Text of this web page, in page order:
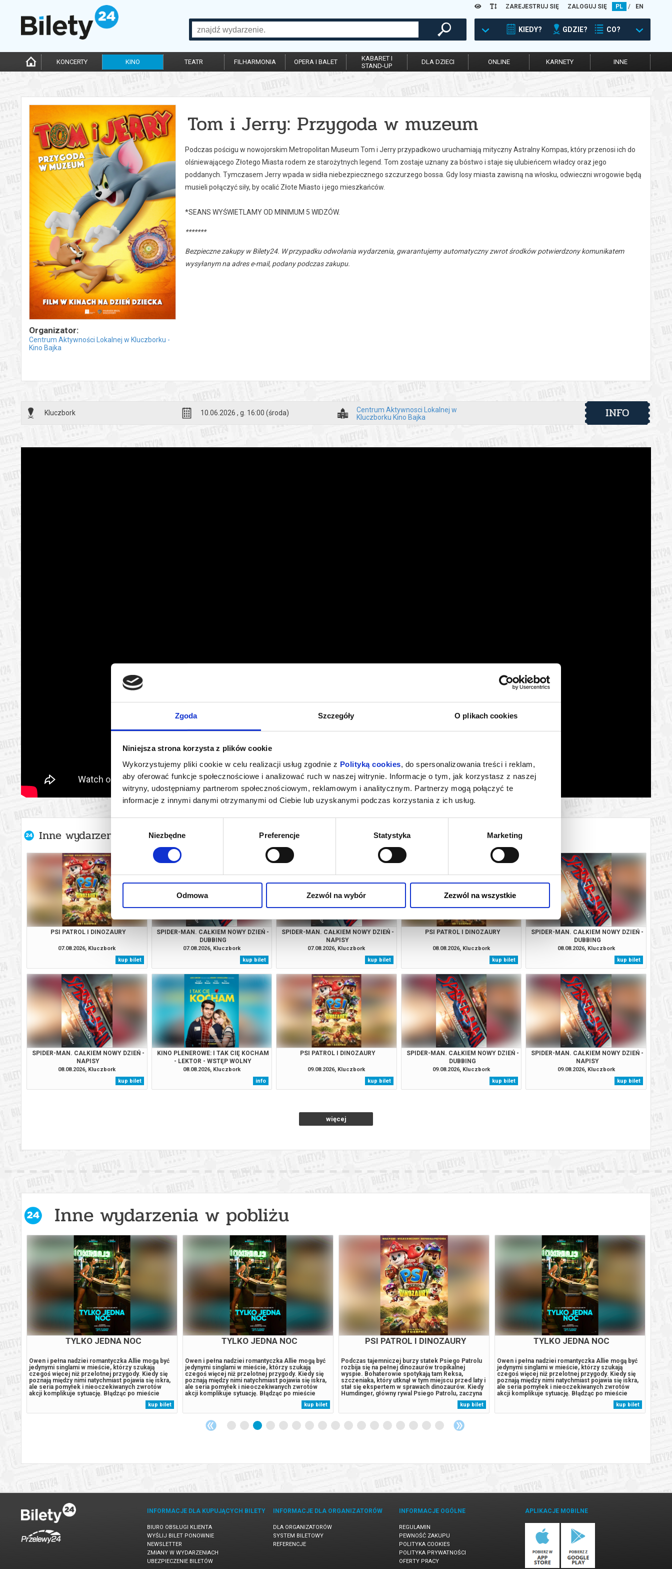
Zgoda Szczegóły O plikach cookies
Niniejsza strona korzysta z plików cookie
Wykorzystujemy pliki cookie w celu realizacji usług zgodnie z Polityką cookies, do spersonalizowania treści i reklam,
aby oferować funkcje społecznościowe i analizować ruch w naszej witrynie. Informacje o tym, jak korzystasz z naszej
witryny, udostępniamy partnerom społecznościowym, reklamowym i analitycznym. Partnerzy mogą połączyć te
informacje z innymi danymi otrzymanymi od Ciebie lub uzyskanymi podczas korzystania z ich usług.
zgody
Niezbędne Preferencje Statystyka Marketing
Odmowa Zezwól na wybór Zezwól na wszystkie
ZAREJESTRUJ SIĘ ZALOGUJ SIĘ PL / EN
KIEDY? GDZIE? CO?
KONCERTY KINO TEATR FILHARMONIA OPERA I BALET
KABARET I
STAND-UP
DLA DZIECI ONLINE KARNETY INNE
Organizator:
Centrum Aktywności Lokalnej w Kluczborku -
Kino Bajka
Tom i Jerry: Przygoda w muzeum
Podczas pościgu w nowojorskim Metropolitan Museum Tom i Jerry przypadkowo uruchamiają mityczny Astralny Kompas, który przenosi ich do
olśniewającego Złotego Miasta rodem ze starożytnych legend. Tom zostaje uznany za bóstwo i staje się ulubieńcem władcy oraz jego
poddanych. Tymczasem Jerry wpada w sidła niebezpiecznego szczurzego bossa. Gdy losy miasta zawisną na włosku, odwieczni wrogowie będą
musieli połączyć siły, by ocalić Złote Miasto i jego mieszkańców.
*SEANS WYŚWIETLAMY OD MINIMUM 5 WIDZÓW.
*******
Bezpieczne zakupy w Bilety24. W przypadku odwołania wydarzenia, gwarantujemy automatyczny zwrot środków potwierdzony komunikatem
wysyłanym na adres e-mail, podany podczas zakupu.
Kluczbork 10.06.2026 , g. 16:00 (środa)
Centrum Aktywnosci Lokalnej w
Kluczborku Kino Bajka
INFO
Inne wydarzenia organizatora
PSI PATROL I DINOZAURY
07.08.2026, Kluczbork
kup bilet
SPIDER-MAN. CAŁKIEM NOWY DZIEŃ -
DUBBING
07.08.2026, Kluczbork
kup bilet
SPIDER-MAN. CAŁKIEM NOWY DZIEŃ -
NAPISY
07.08.2026, Kluczbork
kup bilet
PSI PATROL I DINOZAURY
08.08.2026, Kluczbork
kup bilet
SPIDER-MAN. CAŁKIEM NOWY DZIEŃ -
DUBBING
08.08.2026, Kluczbork
kup bilet
SPIDER-MAN. CAŁKIEM NOWY DZIEŃ -
NAPISY
08.08.2026, Kluczbork
kup bilet
KINO PLENEROWE: I TAK CIĘ KOCHAM
- LEKTOR - WSTĘP WOLNY
08.08.2026, Kluczbork
info
PSI PATROL I DINOZAURY
09.08.2026, Kluczbork
kup bilet
SPIDER-MAN. CAŁKIEM NOWY DZIEŃ -
DUBBING
09.08.2026, Kluczbork
kup bilet
SPIDER-MAN. CAŁKIEM NOWY DZIEŃ -
NAPISY
09.08.2026, Kluczbork
kup bilet
więcej
Inne wydarzenia w pobliżu
TYLKO JEDNA NOC
Owen i pełna nadziei romantyczka Allie mogą być
jedynymi singlami w mieście, którzy szukają
czegoś więcej niż przelotnej przygody. Kiedy się
poznają między nimi natychmiast pojawia się iskra,
ale seria pomyłek i nieoczekiwanych zwrotów
akcji komplikuje sytuację. Błądząc po mieście
odkrywają, że to, czego pragną najbardziej, jest
bliżej, niż im się wydaje. *SEANSE WYŚWIETLAMY
OD 5 WIDZÓW******* Bezpieczne...
kup bilet
TYLKO JEDNA NOC
Owen i pełna nadziei romantyczka Allie mogą być
jedynymi singlami w mieście, którzy szukają
czegoś więcej niż przelotnej przygody. Kiedy się
poznają między nimi natychmiast pojawia się iskra,
ale seria pomyłek i nieoczekiwanych zwrotów
akcji komplikuje sytuację. Błądząc po mieście
odkrywają, że to, czego pragną najbardziej, jest
bliżej, niż im się wydaje. *SEANSE WYŚWIETLAMY
OD 5 WIDZÓW******* Bezpieczne...
kup bilet
PSI PATROL I DINOZAURY
Podczas tajemniczej burzy statek Psiego Patrolu
rozbija się na pełnej dinozaurów tropikalnej
wyspie. Bohaterowie spotykają tam Reksa,
szczeniaka, który utknął w tym miejscu przed laty i
stał się ekspertem w sprawach dinozaurów. Kiedy
Humdinger, główny rywal Psiego Patrolu, zaczyna
lekkomyślnie eksploatować zasoby naturalne
wyspy, doprowadza do wybuchu ogromnego,
uśpionego od lat wulkanu. Psi Patrol...
kup bilet
TYLKO JEDNA NOC
Owen i pełna nadziei romantyczka Allie mogą być
jedynymi singlami w mieście, którzy szukają
czegoś więcej niż przelotnej przygody. Kiedy się
poznają między nimi natychmiast pojawia się iskra,
ale seria pomyłek i nieoczekiwanych zwrotów
akcji komplikuje sytuację. Błądząc po mieście
odkrywają, że to, czego pragną najbardziej, jest
bliżej, niż im się wydaje. *SEANSE WYŚWIETLAMY
OD 5 WIDZÓW******* Bezpieczne...
kup bilet
INFORMACJE DLA KUPUJĄCYCH BILETY
BIURO OBSŁUGI KLIENTA
WYŚLIJ BILET PONOWNIE
NEWSLETTER
ZMIANY W WYDARZENIACH
UBEZPIECZENIE BILETÓW
INFORMACJE DLA ORGANIZATORÓW
DLA ORGANIZATORÓW
SYSTEM BILETOWY
REFERENCJE
INFORMACJE OGÓLNE
REGULAMIN
PEWNOŚĆ ZAKUPU
POLITYKA COOKIES
POLITYKA PRYWATNOŚCI
OFERTY PRACY
APLIKACJE MOBILNE